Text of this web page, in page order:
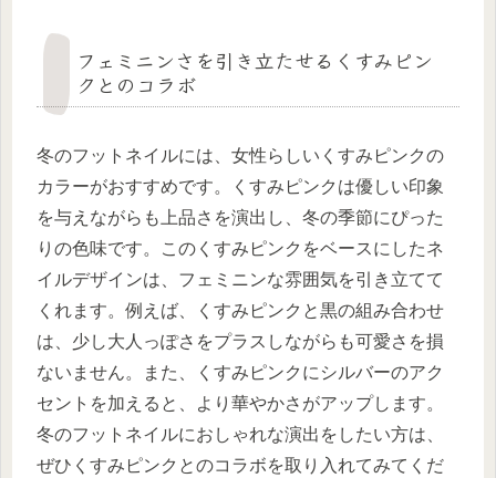
フェミニンさを引き立たせるくすみピン
クとのコラボ
冬のフットネイルには、女性らしいくすみピンクの
カラーがおすすめです。くすみピンクは優しい印象
を与えながらも上品さを演出し、冬の季節にぴった
りの色味です。このくすみピンクをベースにしたネ
イルデザインは、フェミニンな雰囲気を引き立てて
くれます。例えば、くすみピンクと黒の組み合わせ
は、少し大人っぽさをプラスしながらも可愛さを損
ないません。また、くすみピンクにシルバーのアク
セントを加えると、より華やかさがアップします。
冬のフットネイルにおしゃれな演出をしたい方は、
ぜひくすみピンクとのコラボを取り入れてみてくだ